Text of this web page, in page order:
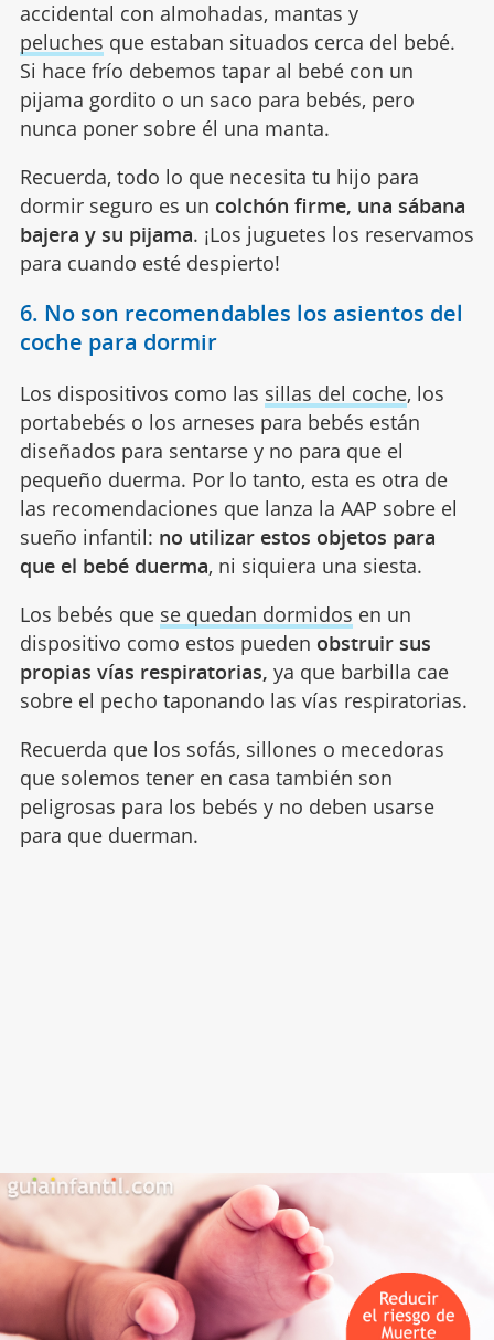
accidental con almohadas, mantas y
peluches que estaban situados cerca del bebé.
Si hace frío debemos tapar al bebé con un
pijama gordito o un saco para bebés, pero
nunca poner sobre él una manta.
Recuerda, todo lo que necesita tu hijo para
dormir seguro es un colchón firme, una sábana
bajera y su pijama. ¡Los juguetes los reservamos
para cuando esté despierto!
6. No son recomendables los asientos del
coche para dormir
Los dispositivos como las sillas del coche, los
portabebés o los arneses para bebés están
diseñados para sentarse y no para que el
pequeño duerma. Por lo tanto, esta es otra de
las recomendaciones que lanza la AAP sobre el
sueño infantil: no utilizar estos objetos para
que el bebé duerma, ni siquiera una siesta.
Los bebés que se quedan dormidos en un
dispositivo como estos pueden obstruir sus
propias vías respiratorias, ya que barbilla cae
sobre el pecho taponando las vías respiratorias.
Recuerda que los sofás, sillones o mecedoras
que solemos tener en casa también son
peligrosas para los bebés y no deben usarse
para que duerman.